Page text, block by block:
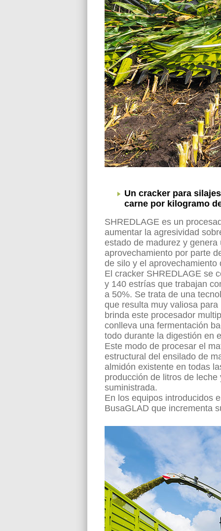
Un cracker para
carne por kilogramo
SHREDLAGE es un
aumentar la agresividad
estado de madurez y
aprovechamiento por parte
de silo y el
El cracker SHREDLAGE se
y 140 estrías que trabajan
a 50%. Se trata de una
que resulta muy valiosa
brinda este procesador
conlleva una fermentación
todo durante la digestión en
Este modo de procesar el
estructural del ensilado de
almidón existente en todas
producción de litros de
suministrada.
En los equipos introducidos
BusaGLAD que incrementa